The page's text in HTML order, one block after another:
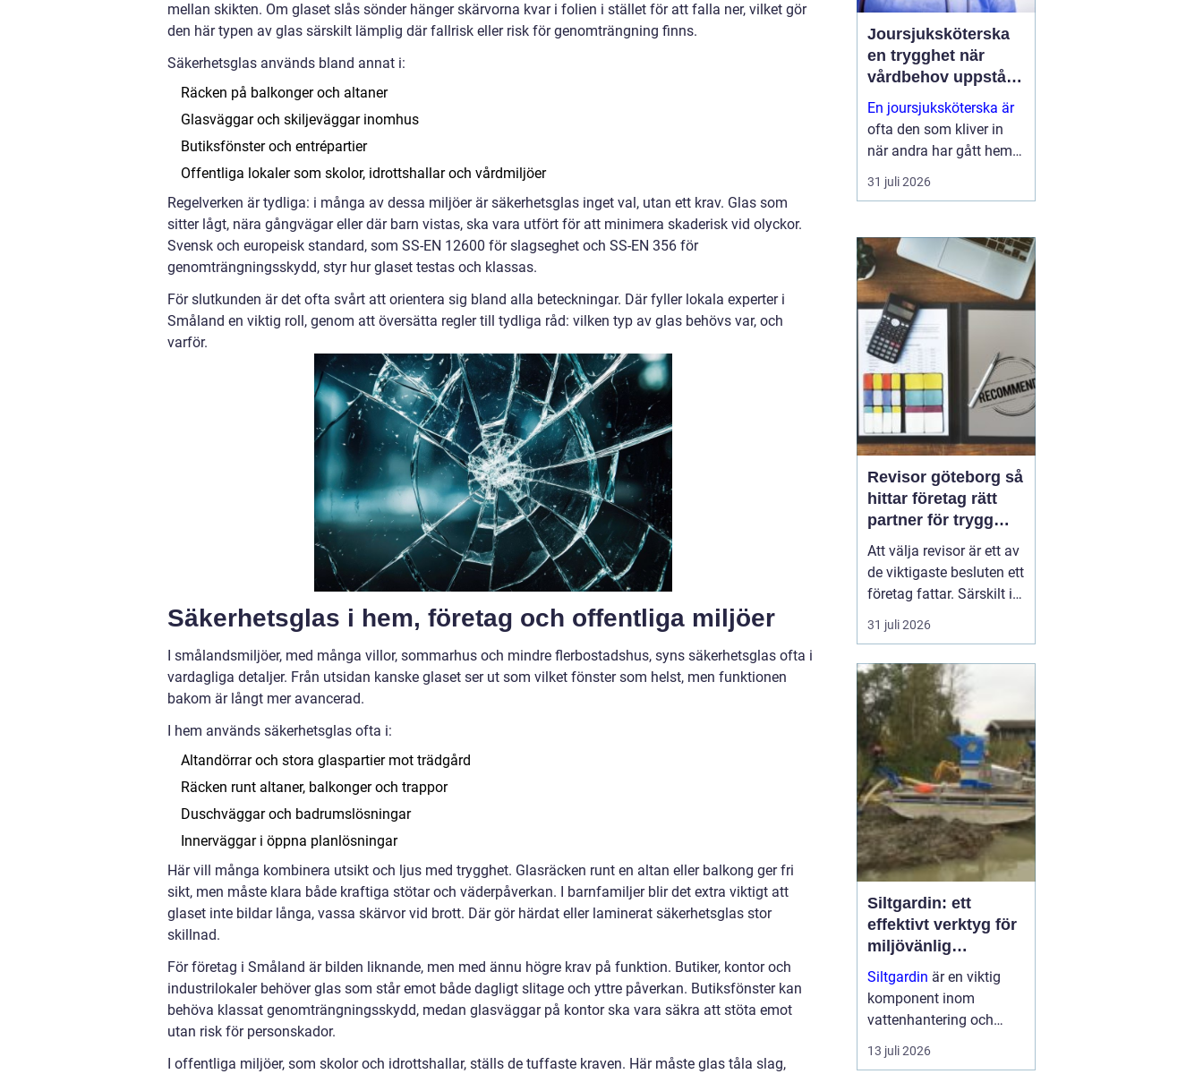
mellan skikten. Om glaset slås sönder hänger skärvorna kvar i folien i stället för att falla ner, vilket gör
den här typen av glas särskilt lämplig där fallrisk eller risk för genomträngning finns.
Säkerhetsglas används bland annat i:
Räcken på balkonger och altaner
Glasväggar och skiljeväggar inomhus
Butiksfönster och entrépartier
Offentliga lokaler som skolor, idrottshallar och vårdmiljöer
Regelverken är tydliga: i många av dessa miljöer är säkerhetsglas inget val, utan ett krav. Glas som
sitter lågt, nära gångvägar eller där barn vistas, ska vara utfört för att minimera skaderisk vid olyckor.
Svensk och europeisk standard, som SS-EN 12600 för slagseghet och SS-EN 356 för
genomträngningsskydd, styr hur glaset testas och klassas.
För slutkunden är det ofta svårt att orientera sig bland alla beteckningar. Där fyller lokala experter i
Småland en viktig roll, genom att översätta regler till tydliga råd: vilken typ av glas behövs var, och
varför.
Säkerhetsglas i hem, företag och offentliga miljöer
I smålandsmiljöer, med många villor, sommarhus och mindre flerbostadshus, syns säkerhetsglas ofta i
vardagliga detaljer. Från utsidan kanske glaset ser ut som vilket fönster som helst, men funktionen
bakom är långt mer avancerad.
I hem används säkerhetsglas ofta i:
Altandörrar och stora glaspartier mot trädgård
Räcken runt altaner, balkonger och trappor
Duschväggar och badrumslösningar
Innerväggar i öppna planlösningar
Här vill många kombinera utsikt och ljus med trygghet. Glasräcken runt en altan eller balkong ger fri
sikt, men måste klara både kraftiga stötar och väderpåverkan. I barnfamiljer blir det extra viktigt att
glaset inte bildar långa, vassa skärvor vid brott. Där gör härdat eller laminerat säkerhetsglas stor
skillnad.
För företag i Småland är bilden liknande, men med ännu högre krav på funktion. Butiker, kontor och
industrilokaler behöver glas som står emot både dagligt slitage och yttre påverkan. Butiksfönster kan
behöva klassat genomträngningsskydd, medan glasväggar på kontor ska vara säkra att stöta emot
utan risk för personskador.
I offentliga miljöer, som skolor och idrottshallar, ställs de tuffaste kraven. Här måste glas tåla slag,
Joursjuksköterska
en trygghet när
vårdbehov uppstår
dygnet runt
En joursjuksköterska är
ofta den som kliver in
när andra har gått hem
för dagen. Under sena
kvällar, nätter och helger
människor på
äldreboenden, LSS-
boenden, inom
socialpsykiatrin och i
ord...
31 juli 2026
Revisor göteborg så
hittar företag rätt
partner för trygg
tillväxt
Att välja revisor är ett av
de viktigaste besluten ett
företag fattar. Särskilt i
en företagsintensiv stad
som Göteborg, där allt
bolag till internationella
koncerner verkar sida vid
sida. En bra revisor gör
mer än att granska s...
31 juli 2026
Siltgardin: ett
effektivt verktyg för
miljövänlig
vattenhantering
Siltgardin är en viktig
komponent inom
vattenhantering och
miljöskydd, särskilt i
verksamheter som
13 juli 2026